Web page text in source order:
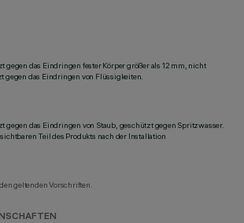
gegen das Eindringen fester Körper größer als 12 mm, nicht
gegen das Eindringen von Flüssigkeiten.
gegen das Eindringen von Staub, geschützt gegen Spritzwasser.
Teil des Produkts nach der Installation
geltenden Vorschriften.